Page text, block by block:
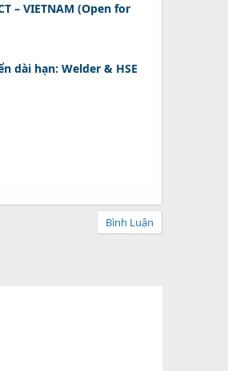
– VIETNAM (Open for
dài hạn: Welder & HSE
Bình Luận